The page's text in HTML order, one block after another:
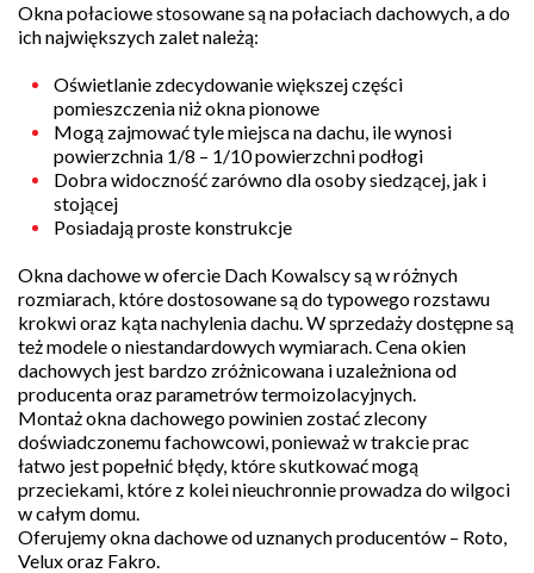
Okna połaciowe stosowane są na połaciach dachowych, a do
ich największych zalet należą:
Oświetlanie zdecydowanie większej części
pomieszczenia niż okna pionowe
Mogą zajmować tyle miejsca na dachu, ile wynosi
powierzchnia 1/8 – 1/10 powierzchni podłogi
Dobra widoczność zarówno dla osoby siedzącej, jak i
stojącej
Posiadają proste konstrukcje
Okna dachowe w ofercie Dach Kowalscy są w różnych
rozmiarach, które dostosowane są do typowego rozstawu
krokwi oraz kąta nachylenia dachu. W sprzedaży dostępne są
też modele o niestandardowych wymiarach. Cena okien
dachowych jest bardzo zróżnicowana i uzależniona od
producenta oraz parametrów termoizolacyjnych.
Montaż okna dachowego powinien zostać zlecony
doświadczonemu fachowcowi, ponieważ w trakcie prac
łatwo jest popełnić błędy, które skutkować mogą
przeciekami, które z kolei nieuchronnie prowadza do wilgoci
w całym domu.
Oferujemy okna dachowe od uznanych producentów – Roto,
Velux oraz Fakro.